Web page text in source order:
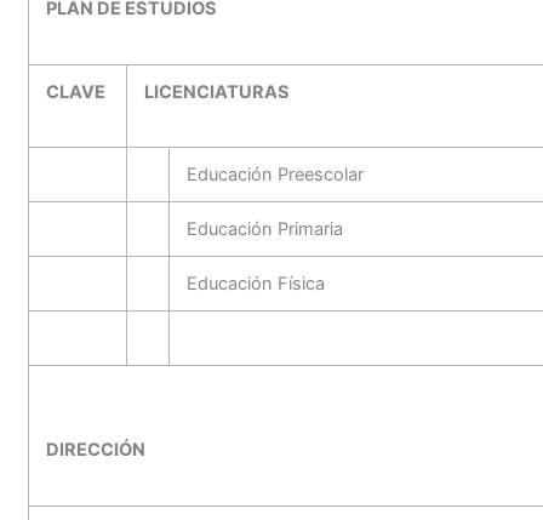
PLAN DE ESTUDIOS
CLAVE LICENCIATURAS
Educación Preescolar
Educación Primaria
Educación Física
DIRECCIÓN